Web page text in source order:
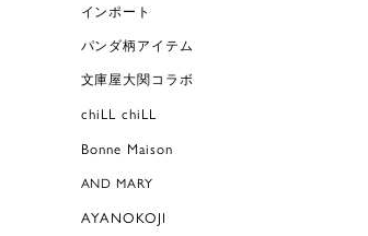
インポート
パンダ柄アイテム
文庫屋大関コラボ
chiLL chiLL
Bonne Maison
AND MARY
AYANOKOJI